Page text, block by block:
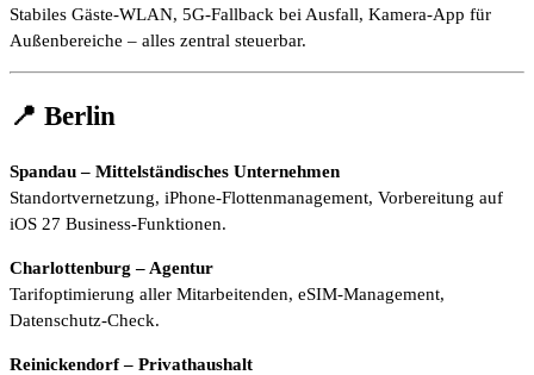
Stabiles Gäste-WLAN, 5G-Fallback bei Ausfall, Kamera-App für
Außenbereiche – alles zentral steuerbar.
📍 Berlin
Spandau – Mittelständisches Unternehmen
Standortvernetzung, iPhone-Flottenmanagement, Vorbereitung auf
iOS 27 Business-Funktionen.
Charlottenburg – Agentur
Tarifoptimierung aller Mitarbeitenden, eSIM-Management,
Datenschutz-Check.
Reinickendorf – Privathaushalt